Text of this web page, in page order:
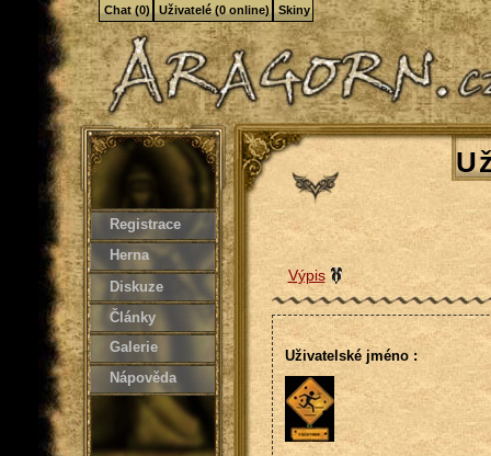
Registrace
Herna
Diskuze
Články
Galerie
Nápověda
Výpis
Uživatelské jméno :
Chat (0) Uživatelé (0 online) Skiny